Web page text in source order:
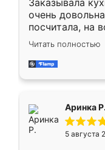
Заказывала
очень
посчитала, на
Замерщик
делу со всей
за день,
Читать полностью
Аринка Р.
5 августа